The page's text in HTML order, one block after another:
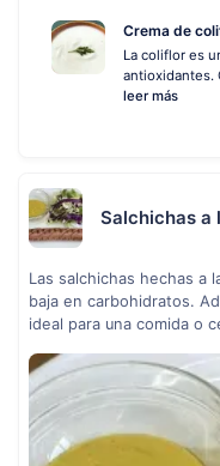
Crema de
La coliflor es
antioxidantes.
leer más
Salchichas a
Las salchichas hechas a
baja en carbohidratos.
ideal para una comida o